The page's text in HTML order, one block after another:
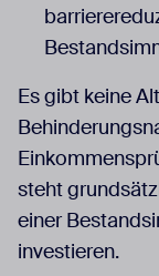
Es gibt keine
steht
einer
investieren.